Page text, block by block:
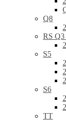
Q8
RS Q3
S5
S6
TT